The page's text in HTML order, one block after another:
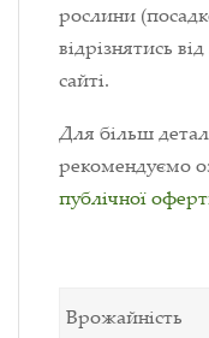
рослини
відрізнятись
сайті.
Для більш
рекомендуємо
публічної
Врожайність